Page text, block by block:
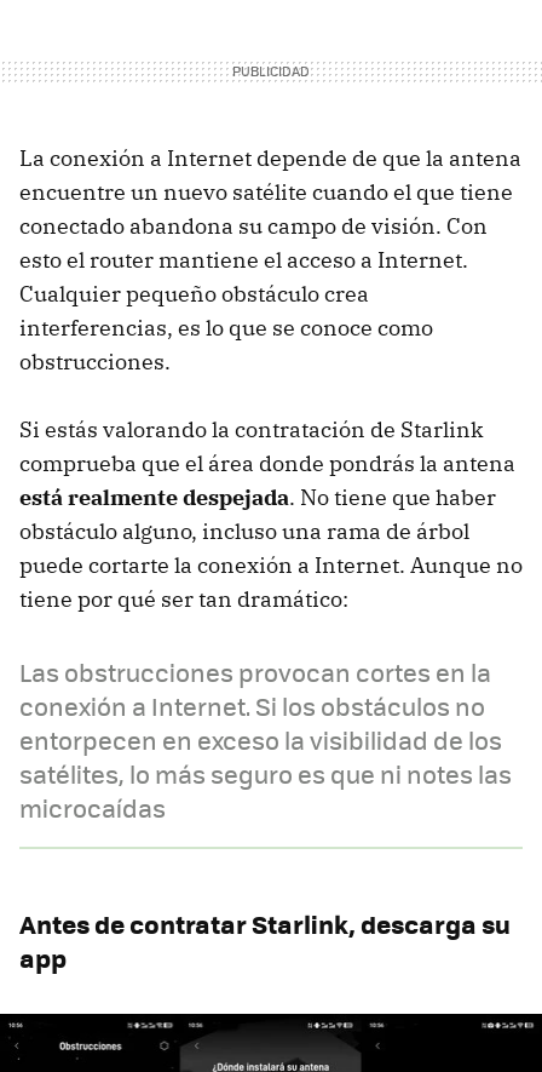
La conexión a Internet depende de que la antena
encuentre un nuevo satélite cuando el que tiene
conectado abandona su campo de visión. Con
esto el router mantiene el acceso a Internet.
Cualquier pequeño obstáculo crea
interferencias, es lo que se conoce como
obstrucciones.
Si estás valorando la contratación de Starlink
comprueba que el área donde pondrás la antena
está realmente despejada. No tiene que haber
obstáculo alguno, incluso una rama de árbol
puede cortarte la conexión a Internet. Aunque no
tiene por qué ser tan dramático:
Las obstrucciones provocan cortes en la
conexión a Internet. Si los obstáculos no
entorpecen en exceso la visibilidad de los
satélites, lo más seguro es que ni notes las
microcaídas
Antes de contratar Starlink, descarga su
app